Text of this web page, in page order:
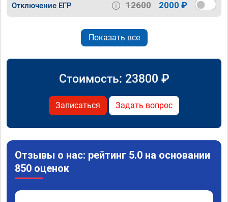
Отключение ЕГР 12600 2000 ₽
Показать все
Стоимость: 23800 ₽
Записаться Задать вопрос
Отзывы о нас: рейтинг 5.0 на основании
850 оценок